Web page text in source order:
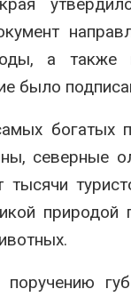
а также
было
богатых
северные
на складе